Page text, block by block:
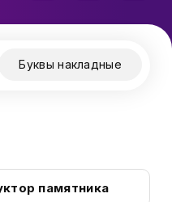
Буквы накладные
памятника